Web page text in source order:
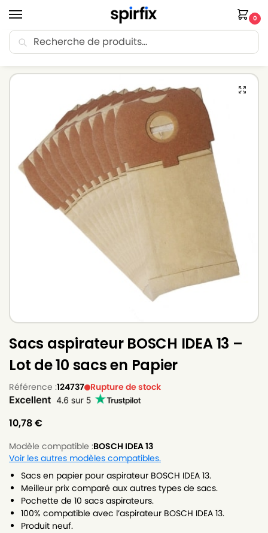
0
🚚 Livraison Point Relais offerte dès 30€ d’achat.
Sacs aspirateur BOSCH IDEA 13 –
Lot de 10 sacs en Papier
Référence :124737 Rupture de stock
10,78€
Modèle compatible :BOSCH IDEA 13
Voir les autres modèles compatibles.
Sacs en papier pour aspirateur BOSCH IDEA 13.
Meilleur prix comparé aux autres types de sacs.
Pochette de 10 sacs aspirateurs.
100% compatible avec l’aspirateur BOSCH IDEA 13.
Produit neuf.